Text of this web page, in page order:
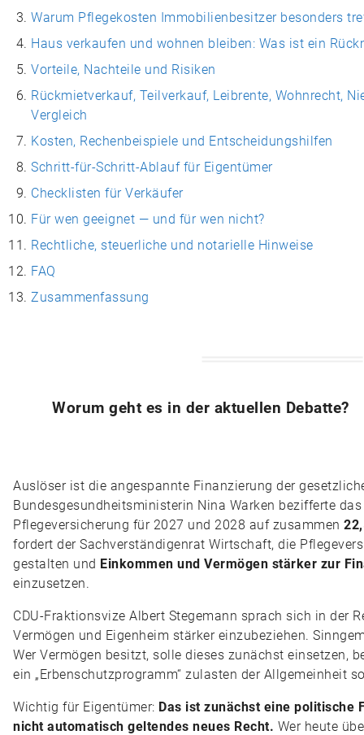
Warum Pflegekosten Immobilienbesitzer besonders
Haus verkaufen und wohnen bleiben: Was ist ein
Vorteile, Nachteile und Risiken
Rückmietverkauf, Teilverkauf, Leibrente, Wohnrecht,
Vergleich
Kosten, Rechenbeispiele und Entscheidungshilfen
Schritt-für-Schritt-Ablauf für Eigentümer
Checklisten für Verkäufer
Für wen geeignet — und für wen nicht?
Rechtliche, steuerliche und notarielle Hinweise
FAQ
Zusammenfassung
Worum geht es in der aktuellen Debatte?
Auslöser ist die angespannte Finanzierung der
Bundesgesundheitsministerin Nina Warken bezifferte
Pflegeversicherung für 2027 und 2028 auf zusammen
fordert der Sachverständigenrat Wirtschaft, die
gestalten und Einkommen und Vermögen stärker zur
einzusetzen.
CDU-Fraktionsvize Albert Stegemann sprach sich in der
Vermögen und Eigenheim stärker einzubeziehen.
Wer Vermögen besitzt, solle dieses zunächst einsetzen,
ein „Erbenschutzprogramm“ zulasten der Allgemeinheit
Wichtig für Eigentümer: Das ist zunächst eine politische
nicht automatisch geltendes neues Recht. Wer heute